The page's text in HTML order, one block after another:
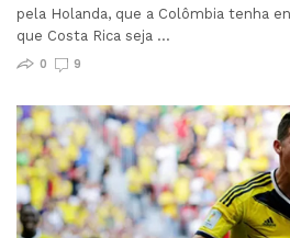
pela Holanda, que a Colômbia tenha
que Costa Rica seja …
0
9